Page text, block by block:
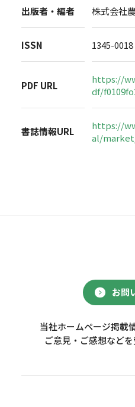
出版者・編者 株式会社
ISSN 1345-0018
PDF URL
https://
df/
書誌情報URL
https://
al/
お問
当社ホームページ掲載
ご意見・ご感想などを